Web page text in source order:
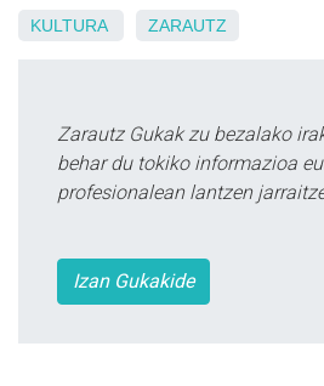
KULTURA ZARAUTZ
Zarautz Gukak zu bezalako
behar du tokiko informazioa
profesionalean lantzen
Izan Gukakide